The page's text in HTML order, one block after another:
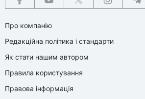
Про компанію
Редакційна політика і стандарти
Як стати нашим автором
Правила користування
Правова інформація